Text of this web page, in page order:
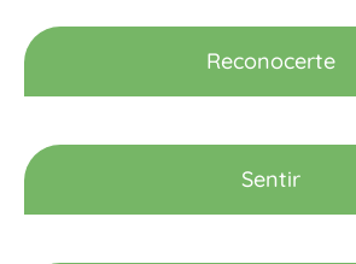
Reconocerte
Sentir